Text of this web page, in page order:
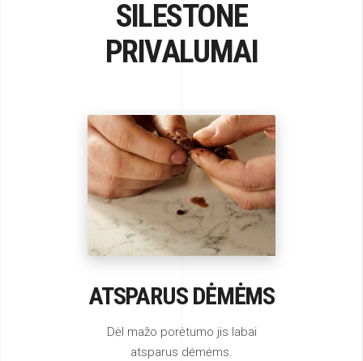
SILESTONE
PRIVALUMAI
ATSPARUS DĖMĖMS
Dėl mažo porėtumo jis labai
atsparus dėmėms.